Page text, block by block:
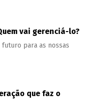
vai gerenciá-lo?
para as nossas
que faz o